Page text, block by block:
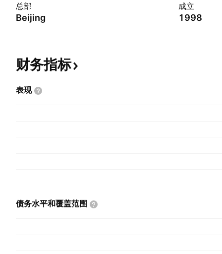
总部
Beijing
成立
1998
财务指标
表现
债务水平和覆盖范围